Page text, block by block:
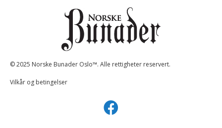
© 2025 Norske Bunader Oslo™. Alle rettigheter reservert.
Vilkår og betingelser